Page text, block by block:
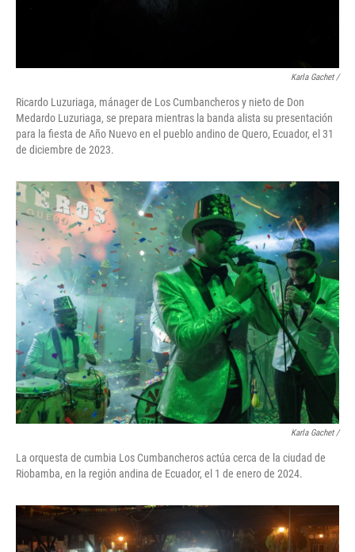
Karla Gachet/
Ricardo Luzuriaga, mánager de Los Cumbancheros y nieto de Don
Medardo Luzuriaga, se prepara mientras la banda alista su presentación
para la fiesta de Año Nuevo en el pueblo andino de Quero, Ecuador, el 31
de diciembre de 2023.
Karla Gachet/
La orquesta de cumbia Los Cumbancheros actúa cerca de la ciudad de
Riobamba, en la región andina de Ecuador, el 1 de enero de 2024.